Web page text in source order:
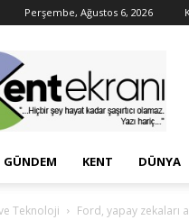
Perşembe, Ağustos 6, 2026
Ekranı
GÜNDEM KENT DÜNYA
Teknoloji Ford, yapay zekaları